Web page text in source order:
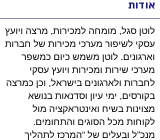
אודות
לוטן סגל, מומחה למכירות, מרצה ויועץ
עסקי לשיפור מערכי מכירות של חברות
וארגונים. לוטן משמש כיום כמשפר
מערכי שירות ומכירות ויועץ עסקי
לחברות ולארגונים בישראל, וכן כמרצה
בקורסים, ימי עיון וסדנאות בנושא
מצוינות בשיח ואינטראקציה מול
לקוחות מכל הסוגים והתחומים.
מנכ”ל ובעלים של “המרכז לתהליך